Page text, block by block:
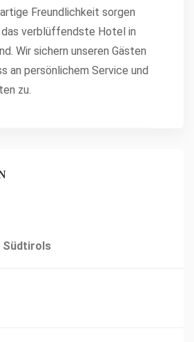
Freundlichkeit sorgen
das verblüffendste Hotel in
Wir sichern unseren Gästen
an persönlichem Service und
zu.
Südtirols